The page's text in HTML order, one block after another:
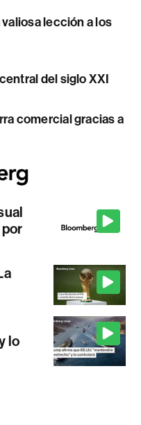
lección a los
del siglo XXI
comercial gracias a
lo